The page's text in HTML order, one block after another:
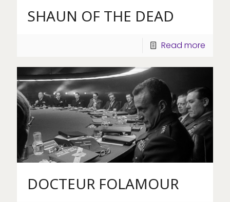
SHAUN OF THE DEAD
Read more
DOCTEUR FOLAMOUR